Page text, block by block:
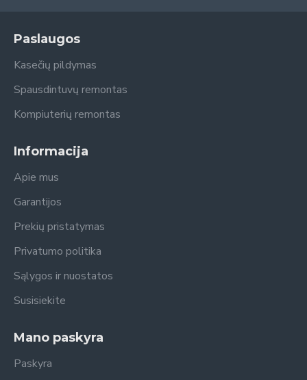
Paslaugos
Kasečių pildymas
Spausdintuvų remontas
Kompiuterių remontas
Informacija
Apie mus
Garantijos
Prekių pristatymas
Privatumo politika
Sąlygos ir nuostatos
Susisiekite
Mano paskyra
Paskyra